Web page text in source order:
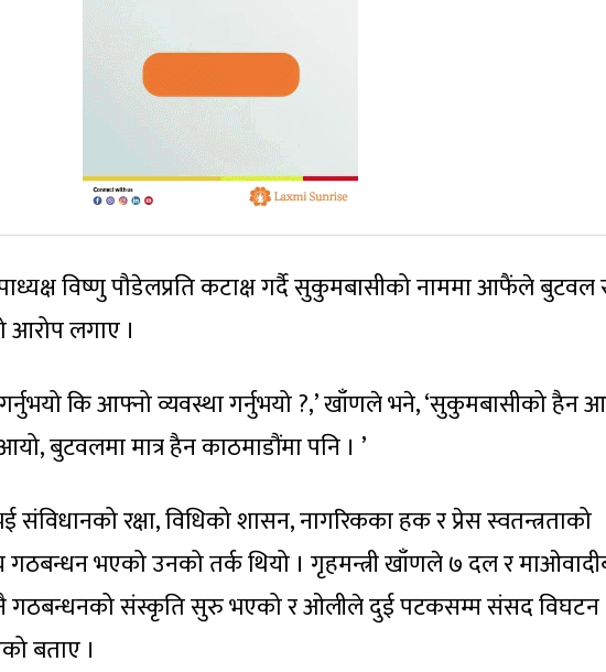
विष्णु पौडेलप्रति कटाक्ष गर्दै सुकुमबासीको नाममा आफैंले बुटवल
आरोप लगाए ।
कि आफ्नो व्यवस्था गर्नुभयो ?,’ खाँणले भने, ‘सुकुमबासीको हैन
बुटवलमा मात्र हैन काठमाडौंमा पनि । ’
रक्षा, विधिको शासन, नागरिकका हक र प्रेस स्वतन्त्रताको
गठबन्धन भएको उनको तर्क थियो । गृहमन्त्री खाँणले ७ दल र
नै गठबन्धनको संस्कृति सुरु भएको र ओलीले दुई पटकसम्म संसद विघटन
बताए ।